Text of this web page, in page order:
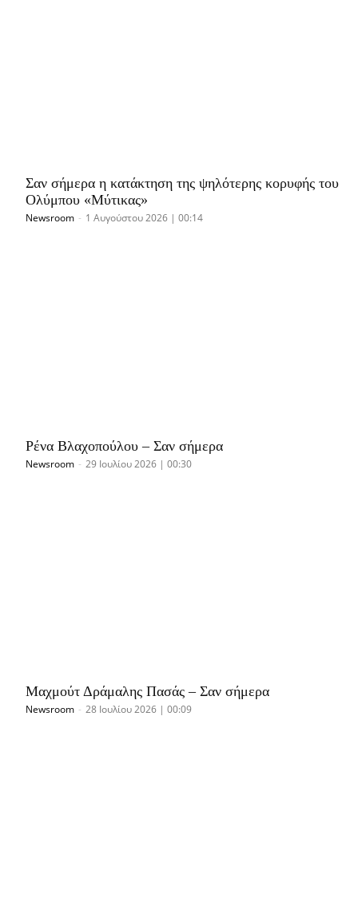
Σαν σήμερα η κατάκτηση της ψηλότερης κορυφής του
Ολύμπου «Μύτικας»
Newsroom - 1 Αυγούστου 2026 | 00:14
Ρένα Βλαχοπούλου – Σαν σήμερα
Newsroom - 29 Ιουλίου 2026 | 00:30
Μαχμούτ Δράμαλης Πασάς – Σαν σήμερα
Newsroom - 28 Ιουλίου 2026 | 00:09